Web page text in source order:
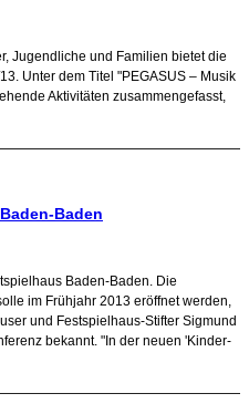
Jugendliche und Familien bietet die
Unter dem Titel "PEGASUS – Musik
Aktivitäten zusammengefasst,
Baden
Baden-Baden. Die
im Frühjahr 2013 eröffnet werden,
und Festspielhaus-Stifter Sigmund
bekannt. "In der neuen 'Kinder-